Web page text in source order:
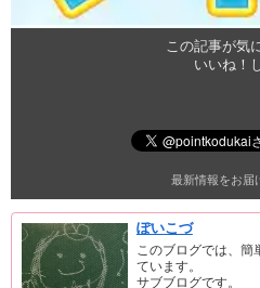
この記事が気
いいね！
最新情報をお届
ぽいこづ
このブログでは、簡
ています。
サブブログです。